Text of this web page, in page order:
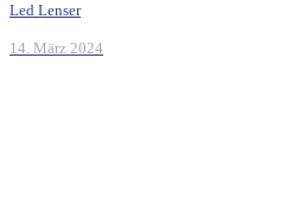
Led Lenser
14. März 2024